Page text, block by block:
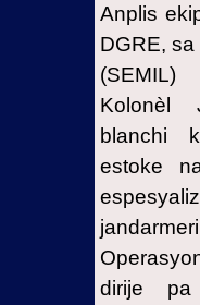
Anplis
DGRE,
Kolonèl
blanchi
estoke
dirije pa